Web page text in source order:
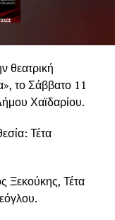
θεατρική
το Σάββατο 11
Χαϊδαρίου.
Τέτα
Ξεκούκης, Τέτα